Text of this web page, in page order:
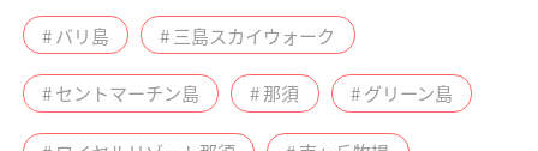
# バリ島 # 三島スカイウォーク
# セントマーチン島 # 那須 # グリーン島